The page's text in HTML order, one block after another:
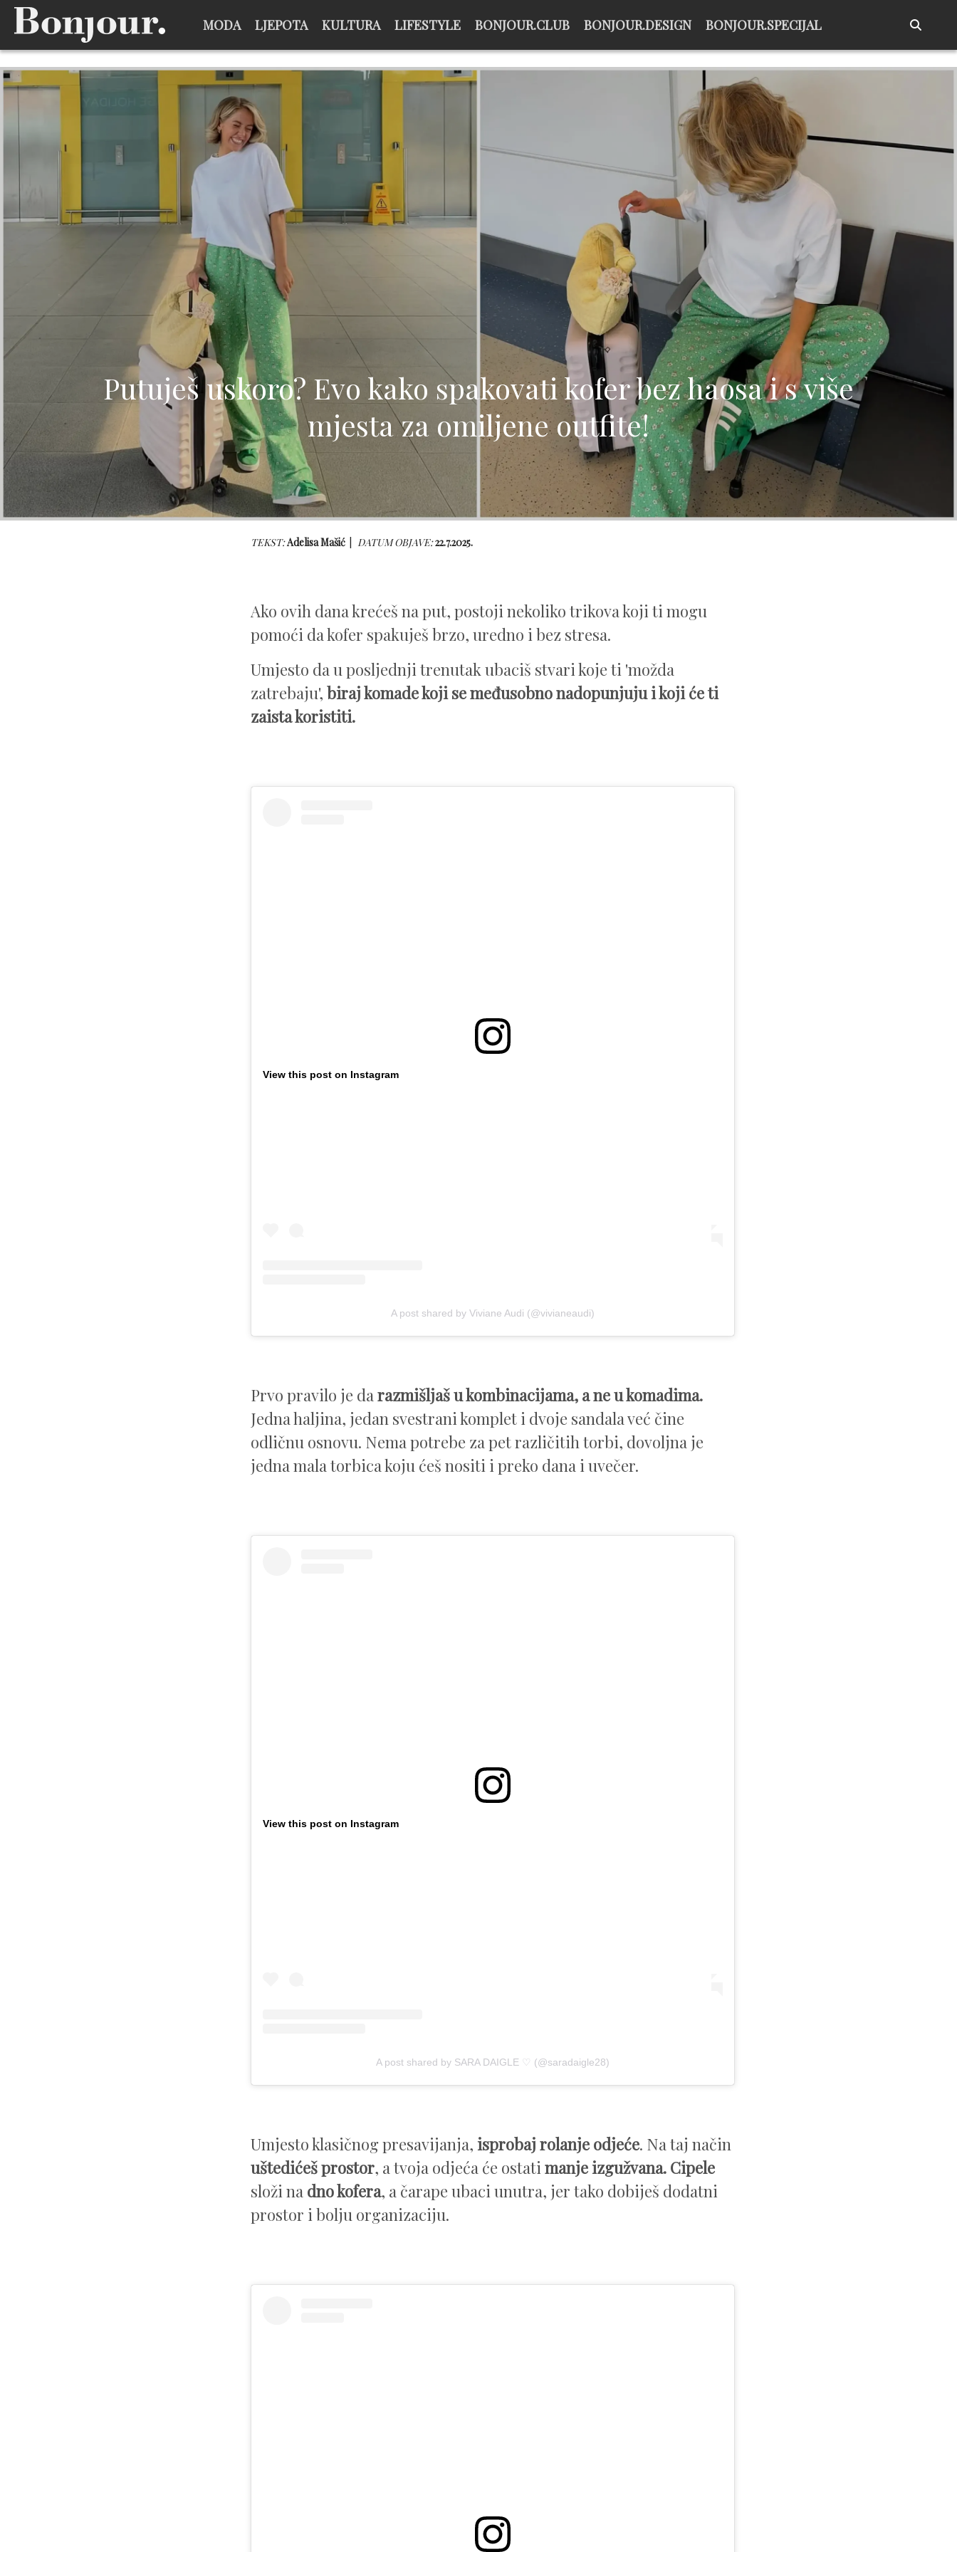
MODA LJEPOTA KULTURA LIFESTYLE BONJOUR.CLUB BONJOUR.DESIGN BONJOUR.SPECIJAL
Putuješ uskoro? Evo kako spakovati kofer bez haosa i s više
mjesta za omiljene outfite!
TEKST:Adelisa Mašić DATUM OBJAVE:22.7.2025.
Ako ovih dana krećeš na put, postoji nekoliko trikova koji ti mogu
pomoći da kofer spakuješ brzo, uredno i bez stresa.
Umjesto da u posljednji trenutak ubaciš stvari koje ti 'možda
zatrebaju', biraj komade koji se međusobno nadopunjuju i koji će ti
zaista koristiti.
View this post on Instagram
A post shared by Viviane Audi (@vivianeaudi)
Prvo pravilo je da razmišljaš u kombinacijama, a ne u komadima.
Jedna haljina, jedan svestrani komplet i dvoje sandala već čine
odličnu osnovu. Nema potrebe za pet različitih torbi, dovoljna je
jedna mala torbica koju ćeš nositi i preko dana i uvečer.
View this post on Instagram
A post shared by SARA DAIGLE ♡ (@saradaigle28)
Umjesto klasičnog presavijanja, isprobaj rolanje odjeće. Na taj način
uštedićeš prostor, a tvoja odjeća će ostati manje izgužvana. Cipele
složi na dno kofera, a čarape ubaci unutra, jer tako dobiješ dodatni
prostor i bolju organizaciju.